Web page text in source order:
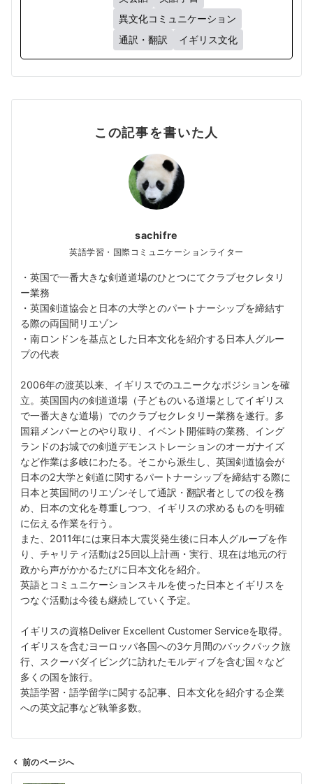
異文化コミュニケーション
通訳・翻訳
イギリス文化
この記事を書いた人
sachifre
英語学習・国際コミュニケーションライター
・英国で一番大きな剣道道場のひとつにてクラブセクレタリ
ー業務
・英国剣道協会と日本の大学とのパートナーシップを締結す
る際の両国間リエゾン
・南ロンドンを基点とした日本文化を紹介する日本人グルー
プの代表
2006年の渡英以来、イギリスでのユニークなポジションを確
立。英国国内の剣道道場（子どものいる道場としてイギリス
で一番大きな道場）でのクラブセクレタリー業務を遂行。多
国籍メンバーとのやり取り、イベント開催時の業務、イング
ランドのお城での剣道デモンストレーションのオーガナイズ
など作業は多岐にわたる。そこから派生し、英国剣道協会が
日本の2大学と剣道に関するパートナーシップを締結する際に
日本と英国間のリエゾンそして通訳・翻訳者としての役を務
め、日本の文化を尊重しつつ、イギリスの求めるものを明確
に伝える作業を行う。
また、2011年には東日本大震災発生後に日本人グループを作
り、チャリティ活動は25回以上計画・実行、現在は地元の行
政から声がかかるたびに日本文化を紹介。
英語とコミュニケーションスキルを使った日本とイギリスを
つなぐ活動は今後も継続していく予定。
イギリスの資格Deliver Excellent Customer Serviceを取得。
イギリスを含むヨーロッパ各国への3ケ月間のバックパック旅
行、スクーバダイビングに訪れたモルディブを含む国々など
多くの国を旅行。
英語学習・語学留学に関する記事、日本文化を紹介する企業
への英文記事など執筆多数。
前のページへ